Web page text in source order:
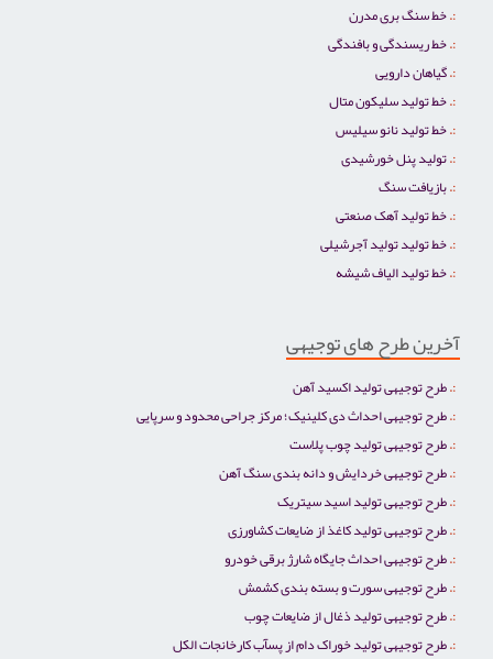
خط سنگ بری مدرن
خط ریسندگی و بافندگی
گیاهان دارویی
خط تولید سلیکون متال
خط تولید نانو سیلیس
تولید پنل خورشیدی
بازیافت سنگ
خط تولید آهک صنعتی
خط تولید تولید آجرشیلی
خط تولید الیاف شیشه
آخرین طرح های توجیهی
طرح توجیهی تولید اکسید آهن
طرح توجیهی احداث دی کلینیک؛ مرکز جراحی محدود و سرپایی
طرح توجیهی تولید چوب پلاست
طرح توجیهی خردایش و دانه بندی سنگ آهن
طرح توجیهی تولید اسید سیتریک
طرح توجیهی تولید کاغذ از ضایعات کشاورزی
طرح توجیهی احداث جایگاه شارژ برقی خودرو
طرح توجیهی سورت و بسته بندی کشمش
طرح توجیهی تولید ذغال از ضایعات چوب
طرح توجیهی تولید خوراک دام از پسآب کارخانجات الکل